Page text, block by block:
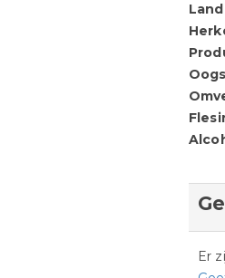
Land
Er